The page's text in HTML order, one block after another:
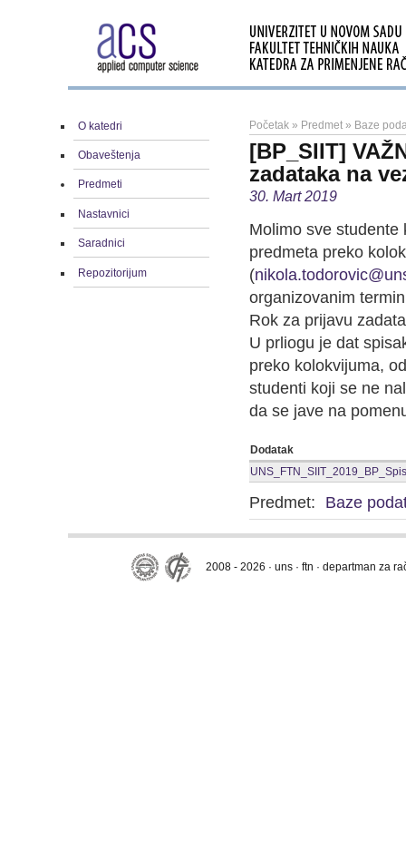
O katedri
Obaveštenja
Predmeti
Nastavnici
Saradnici
Repozitorijum
Početak » Predmet » Baze
[BP_SIIT]
zadataka na
30. Mart 2019
Molimo sve studente
predmeta preko
(
organizovanim
Rok za prijavu
U prliogu je dat
preko kolokvijuma,
studenti koji se ne
da se jave na
Dodatak
Predmet: Baze
2008 - 2026 · uns · ftn · departman za